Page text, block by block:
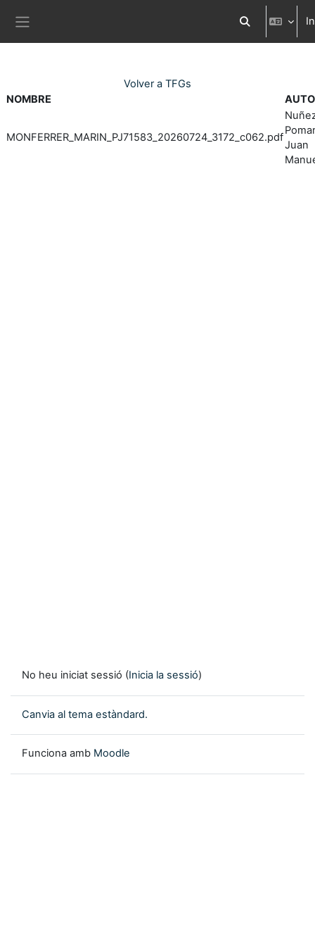
Commuta
Volver a TFGs
NOMBRE
MONFERRER_MARIN_PJ71583_20260724_3172_c062.pdf
Juan
No heu iniciat sessió (Inicia la sessió)
Canvia al tema estàndard.
Funciona amb Moodle